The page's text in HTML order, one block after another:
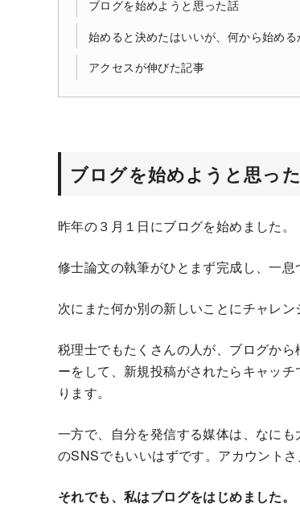
ブログを始めようと思った話
始めると決めたはいいが、何から始める
アクセスが伸びた記事
ブログを始めようと思っ
昨年の３月１日にブログを始めました。
修士論文の執筆がひとまず完成し、一息
次にまた何か別の新しいことにチャレ
税理士でもたくさんの人が、ブログか
ーをして、新規投稿がされたらキャッ
ります。
一方で、自分を発信する媒体は、なに
のSNSでもいいはずです。アカウント
それでも、私はブログをはじめました。